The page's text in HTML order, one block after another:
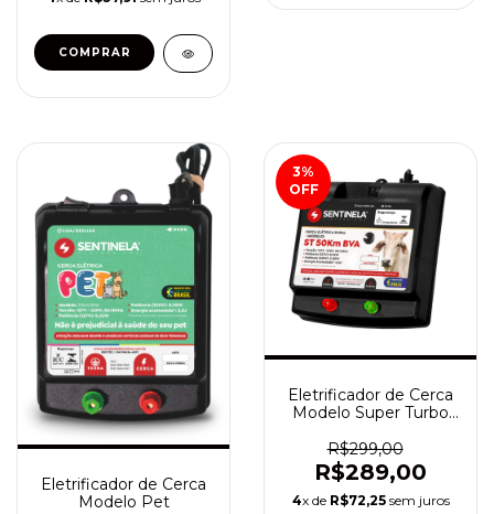
Eletrificador de Cerca
Modelo Pet
3%
OFF
Eletrificador de Cerca
Modelo Super Turbo
R$299,00
R$289,00
4x de R$72,25sem juros